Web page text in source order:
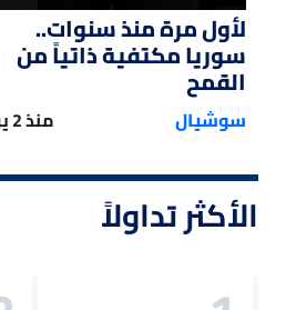
لأول مرة منذ سنوات..
سوريا مكتفية ذاتياً من
القمح
سوشيال منذ 2 يوم
الأكثر تداولاً